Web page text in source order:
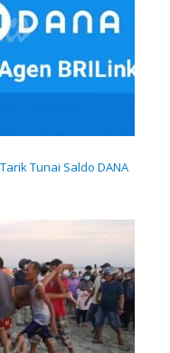
Tunai Saldo DANA